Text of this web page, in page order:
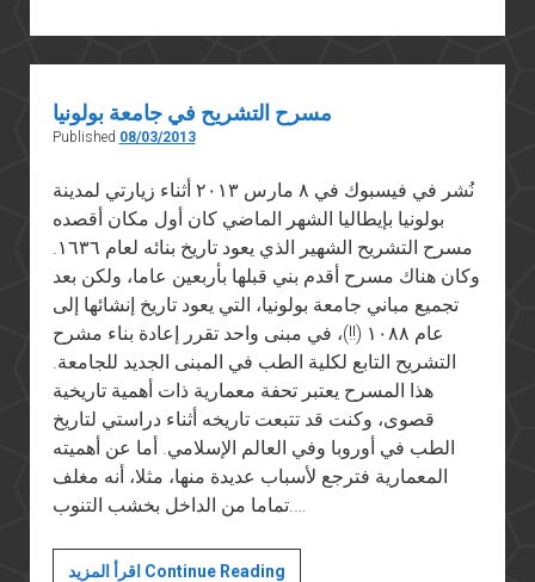
مستمرا
في
الشرطة
مسرح التشريح في جامعة بولونيا
Published 08/03/2013
نُشر في فيسبوك في ٨ مارس ٢٠١٣ أثناء زيارتي لمدينة
بولونيا بإيطاليا الشهر الماضي كان أول مكان أقصده
وكان هناك مسرح أقدم بني قبلها بأربعين عاما، ولكن بعد
تجميع مباني جامعة بولونيا، التي يعود تاريخ إنشائها إلى
عام ١٠٨٨ (!!)، في مبنى واحد تقرر إعادة بناء مشرح
التشريح التابع لكلية الطب في المبنى الجديد للجامعة.
هذا المسرح يعتبر تحفة معمارية ذات أهمية تاريخية
قصوى، وكنت قد تتبعت تاريخه أثناء دراستي لتاريخ
الطب في أوروبا وفي العالم الإسلامي. أما عن أهميته
المعمارية فترجع لأسباب عديدة منها، مثلا، أنه مغلف
تماما من الداخل بخشب التنوب.…
اقرأ المزيد Continue Readingمسرح